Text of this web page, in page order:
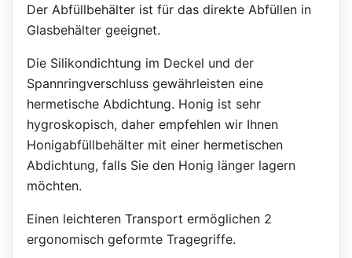
Der Abfüllbehälter ist für das direkte Abfüllen in
Glasbehälter geeignet.
Die Silikondichtung im Deckel und der
Spannringverschluss gewährleisten eine
hermetische Abdichtung. Honig ist sehr
hygroskopisch, daher empfehlen wir Ihnen
Honigabfüllbehälter mit einer hermetischen
Abdichtung, falls Sie den Honig länger lagern
möchten.
Einen leichteren Transport ermöglichen 2
ergonomisch geformte Tragegriffe.